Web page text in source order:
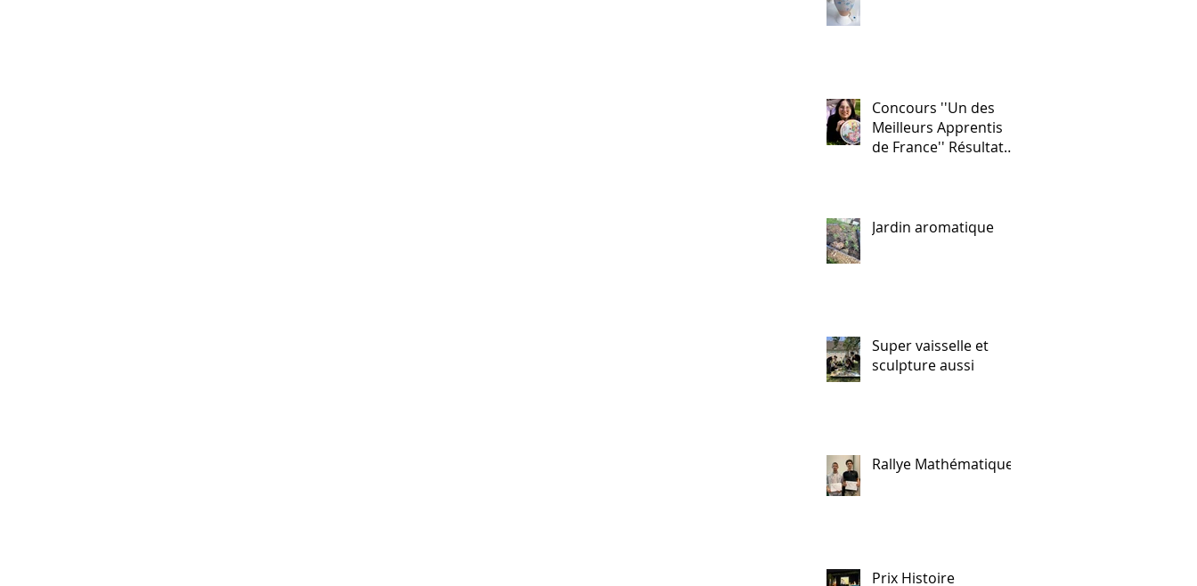
Concours ''Un des
Meilleurs Apprentis
de France'' Résultats
Jardin aromatique
Super vaisselle et
sculpture aussi
Rallye Mathématiques
Prix Histoire